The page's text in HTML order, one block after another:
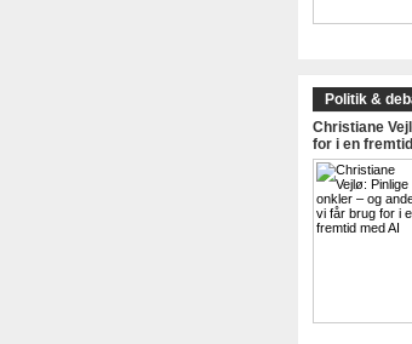
Politik &
Christiane
for i en